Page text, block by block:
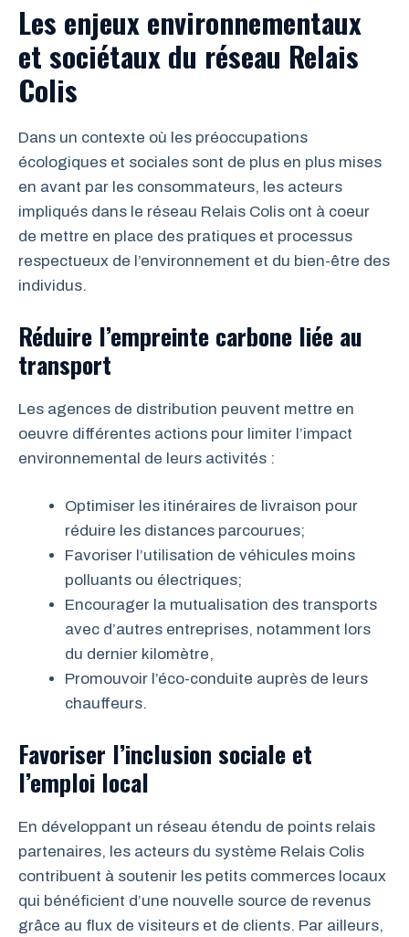
Les enjeux environnementaux
et sociétaux du réseau Relais
Colis
Dans un contexte où les préoccupations
écologiques et sociales sont de plus en plus mises
en avant par les consommateurs, les acteurs
impliqués dans le réseau Relais Colis ont à coeur
de mettre en place des pratiques et processus
respectueux de l’environnement et du bien-être des
individus.
Réduire l’empreinte carbone liée au
transport
Les agences de distribution peuvent mettre en
oeuvre différentes actions pour limiter l’impact
environnemental de leurs activités :
Optimiser les itinéraires de livraison pour
réduire les distances parcourues;
Favoriser l’utilisation de véhicules moins
polluants ou électriques;
Encourager la mutualisation des transports
avec d’autres entreprises, notamment lors
du dernier kilomètre,
Promouvoir l’éco-conduite auprès de leurs
chauffeurs.
Favoriser l’inclusion sociale et
l’emploi local
En développant un réseau étendu de points relais
partenaires, les acteurs du système Relais Colis
contribuent à soutenir les petits commerces locaux
qui bénéficient d’une nouvelle source de revenus
grâce au flux de visiteurs et de clients. Par ailleurs,